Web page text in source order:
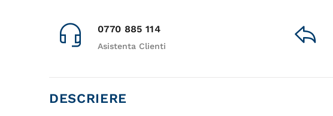
0770 885 114
Asistenta Clienti
DESCRIERE